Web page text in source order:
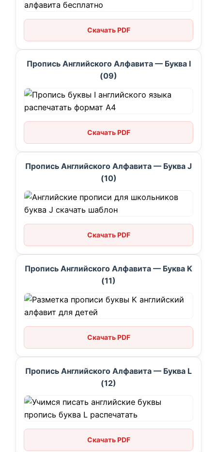
Скачать PDF
Пропись Английского Алфавита — Буква I
(09)
Скачать PDF
Пропись Английского Алфавита — Буква J
(10)
Скачать PDF
Пропись Английского Алфавита — Буква K
(11)
Скачать PDF
Пропись Английского Алфавита — Буква L
(12)
Скачать PDF